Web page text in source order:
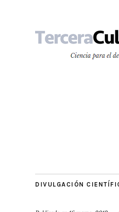
DIVULGACIÓN